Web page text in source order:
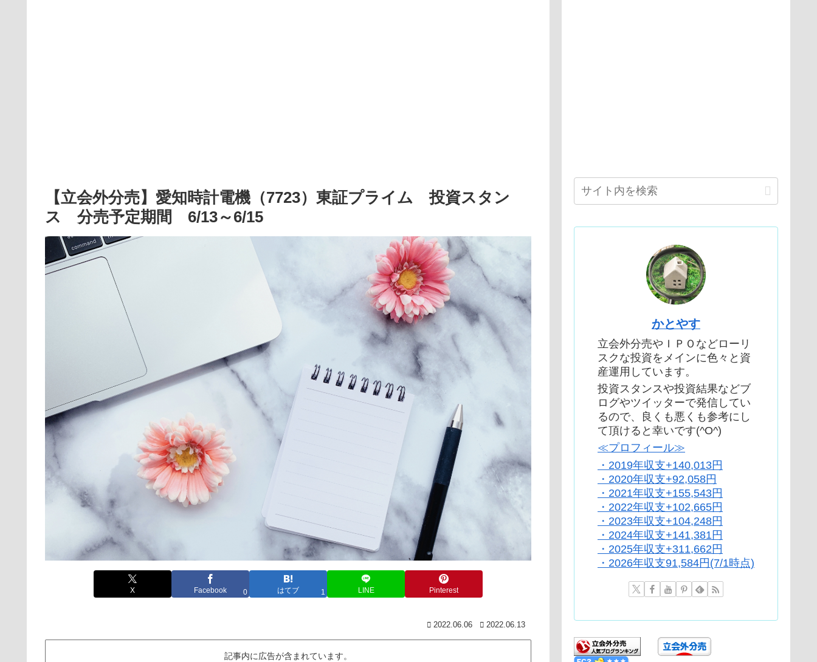
【立会外分売】愛知時計電機（7723）東証プライム 投資スタン
ス 分売予定期間 6/13～6/15
X Facebook 0 はてブ 1 LINE Pinterest
2022.06.06 2022.06.13
記事内に広告が含まれています。
かとやす
立会外分売やＩＰＯなどローリ
スクな投資をメインに色々と資
産運用しています。
投資スタンスや投資結果などブ
ログやツイッターで発信してい
るので、良くも悪くも参考にし
て頂けると幸いです(^O^)
≪プロフィール≫
・2019年収支+140,013円
・2020年収支+92,058円
・2021年収支+155,543円
・2022年収支+102,665円
・2023年収支+104,248円
・2024年収支+141,381円
・2025年収支+311,662円
・2026年収支91,584円(7/1時点)